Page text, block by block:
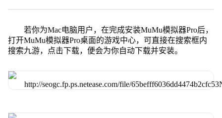
若你为Mac电脑用户，在完成安装MuMu模拟器Pro后，
打开MuMu模拟器Pro桌面的游戏中心，可直接在搜索框内
搜索九游，点击下载，便会为你自动下载并安装。